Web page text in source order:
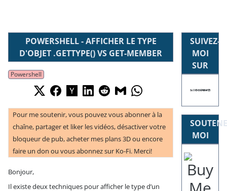
POWERSHELL - AFFICHER LE TYPE
D'OBJET .GETTYPE() VS GET-MEMBER
Powershell
Pour me soutenir, vous pouvez vous abonner à la
chaîne, partager et liker les vidéos, désactiver votre
bloqueur de pub, acheter mes plans 3D ou encore
faire un don ou vous abonnez sur Ko-Fi. Merci!
Bonjour,
Il existe deux techniques pour afficher le type d’un
SUIVEZ-
MOI
SUR
MOI